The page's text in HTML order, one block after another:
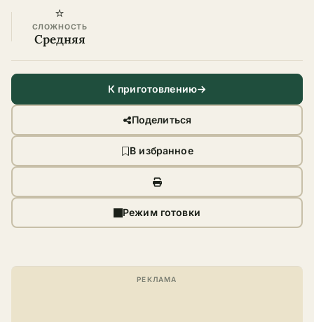
⭐
СЛОЖНОСТЬ
Средняя
К приготовлению
Поделиться
В избранное
Режим готовки